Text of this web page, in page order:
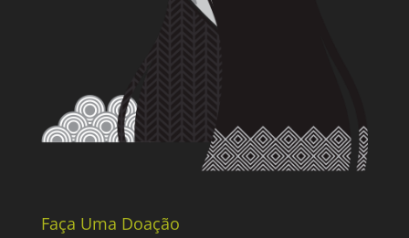
Faça Uma Doação